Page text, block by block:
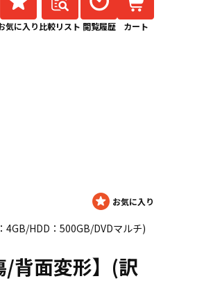
気に入り 比較リスト 閲覧履歴 カート
4GB/HDD：500GB/DVDマルチ)
背面変形】(訳